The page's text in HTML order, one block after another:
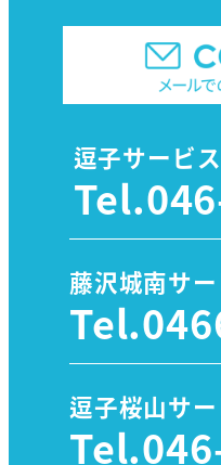
逗子サービ
Tel.
藤沢城南サ
Tel.
逗子桜山サ
Tel.